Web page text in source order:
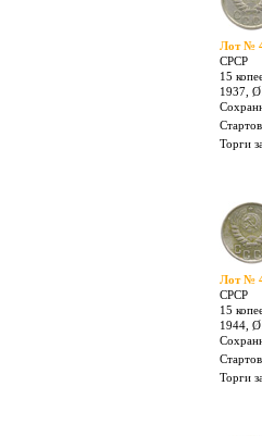
Лот №
СРСР
10 копеек
1968,
Торги
Лот №
СРСР
15 копеек
1937,
Торги